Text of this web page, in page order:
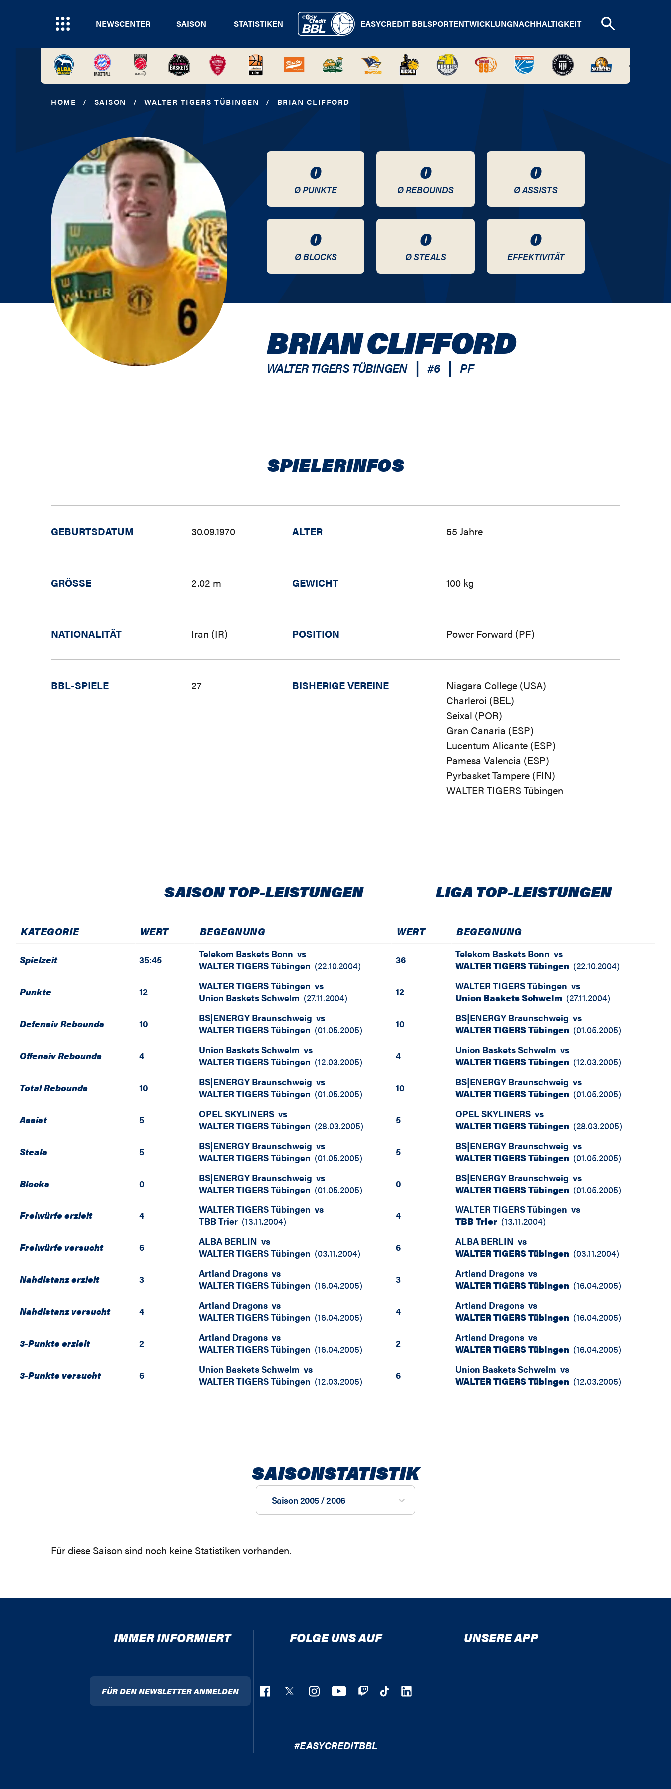
NEWSCENTER SAISON STATISTIKEN EASYCREDIT BBLSPORTENTWICKLUNGNACHHALTIGKEIT
HOME / SAISON / WALTER TIGERS TÜBINGEN / BRIAN CLIFFORD
0
Ø PUNKTE
0
Ø REBOUNDS
0
Ø ASSISTS
0
Ø BLOCKS
0
Ø STEALS
0
EFFEKTIVITÄT
BRIAN CLIFFORD
WALTER TIGERS TÜBINGEN | #6 | PF
SPIELERINFOS
GEBURTSDATUM 30.09.1970 ALTER 55 Jahre
GRÖSSE 2.02 m GEWICHT 100 kg
NATIONALITÄT Iran (IR) POSITION Power Forward (PF)
BBL-SPIELE 27 BISHERIGE VEREINE
Niagara College (USA)
Charleroi (BEL)
Seixal (POR)
Gran Canaria (ESP)
Lucentum Alicante (ESP)
Pamesa Valencia (ESP)
Pyrbasket Tampere (FIN)
WALTER TIGERS Tübingen
SAISON TOP-LEISTUNGEN LIGA TOP-LEISTUNGEN
KATEGORIE WERT BEGEGNUNG WERT BEGEGNUNG
Spielzeit 35:45 Telekom Baskets Bonn vs
WALTER TIGERS Tübingen (22.10.2004) 36 Telekom Baskets Bonn vs
WALTER TIGERS Tübingen (22.10.2004)
Punkte 12 WALTER TIGERS Tübingen vs
Union Baskets Schwelm (27.11.2004) 12 WALTER TIGERS Tübingen vs
Union Baskets Schwelm (27.11.2004)
Defensiv Rebounds 10 BS|ENERGY Braunschweig vs
WALTER TIGERS Tübingen (01.05.2005) 10 BS|ENERGY Braunschweig vs
WALTER TIGERS Tübingen (01.05.2005)
Offensiv Rebounds 4 Union Baskets Schwelm vs
WALTER TIGERS Tübingen (12.03.2005) 4 Union Baskets Schwelm vs
WALTER TIGERS Tübingen (12.03.2005)
Total Rebounds 10 BS|ENERGY Braunschweig vs
WALTER TIGERS Tübingen (01.05.2005) 10 BS|ENERGY Braunschweig vs
WALTER TIGERS Tübingen (01.05.2005)
Assist 5 OPEL SKYLINERS vs
WALTER TIGERS Tübingen (28.03.2005) 5 OPEL SKYLINERS vs
WALTER TIGERS Tübingen (28.03.2005)
Steals 5 BS|ENERGY Braunschweig vs
WALTER TIGERS Tübingen (01.05.2005) 5 BS|ENERGY Braunschweig vs
WALTER TIGERS Tübingen (01.05.2005)
Blocks 0 BS|ENERGY Braunschweig vs
WALTER TIGERS Tübingen (01.05.2005) 0 BS|ENERGY Braunschweig vs
WALTER TIGERS Tübingen (01.05.2005)
Freiwürfe erzielt 4 WALTER TIGERS Tübingen vs
TBB Trier (13.11.2004) 4 WALTER TIGERS Tübingen vs
TBB Trier (13.11.2004)
Freiwürfe versucht 6 ALBA BERLIN vs
WALTER TIGERS Tübingen (03.11.2004) 6 ALBA BERLIN vs
WALTER TIGERS Tübingen (03.11.2004)
Nahdistanz erzielt 3 Artland Dragons vs
WALTER TIGERS Tübingen (16.04.2005) 3 Artland Dragons vs
WALTER TIGERS Tübingen (16.04.2005)
Nahdistanz versucht 4 Artland Dragons vs
WALTER TIGERS Tübingen (16.04.2005) 4 Artland Dragons vs
WALTER TIGERS Tübingen (16.04.2005)
3-Punkte erzielt 2 Artland Dragons vs
WALTER TIGERS Tübingen (16.04.2005) 2 Artland Dragons vs
WALTER TIGERS Tübingen (16.04.2005)
3-Punkte versucht 6 Union Baskets Schwelm vs
WALTER TIGERS Tübingen (12.03.2005) 6 Union Baskets Schwelm vs
WALTER TIGERS Tübingen (12.03.2005)
SAISONSTATISTIK
Saison 2005 / 2006
Für diese Saison sind noch keine Statistiken vorhanden.
IMMER INFORMIERT
FÜR DEN NEWSLETTER ANMELDEN
FOLGE UNS AUF
#EASYCREDITBBL
UNSERE APP